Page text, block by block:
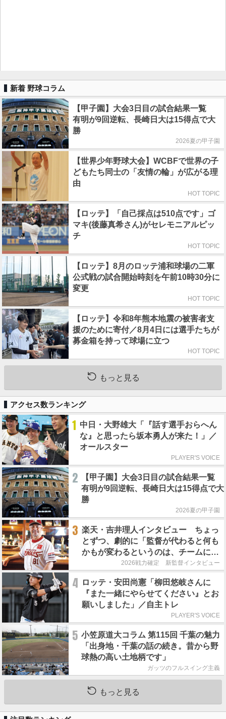
新着 野球コラム
【甲子園】大会3日目の試合結果一覧
有明が9回逆転、長崎日大は15得点で大
勝
2026夏の甲子園
【世界少年野球大会】WCBFで世界の子
どもたち同士の「友情の輪」が広がる理
由
HOT TOPIC
【ロッテ】「自己採点は510点です」ゴ
マキ(後藤真希さん)がセレモニアルピッ
チ
HOT TOPIC
【ロッテ】8月のロッテ浦和球場の二軍
公式戦の試合開始時刻を午前10時30分に
変更
HOT TOPIC
【ロッテ】令和8年熊本地震の被害者支
援のために寄付／8月4日には選手たちが
募金箱を持って球場に立つ
HOT TOPIC
もっと見る
アクセス数ランキング
1 中日・大野雄大「『話す選手おらへん
な』と思ったら坂本勇人が来た！」／
オールスター
PLAYER'S VOICE
2
【甲子園】大会3日目の試合結果一覧
有明が9回逆転、長崎日大は15得点で大
勝
2026夏の甲子園
3 楽天・吉井理人インタビュー ちょっ
とずつ、劇的に「監督が代わると何も
かもが変わるというのは、チームにと
って良くないことなんです」
2026戦力確定 新監督インタビュー
4
ロッテ・安田尚憲「柳田悠岐さんに
『また一緒にやらせてください』とお
願いしました」／自主トレ
PLAYER'S VOICE
5 小笠原道大コラム 第115回 千葉の魅力
「出身地・千葉の話の続き。昔から野
球熱の高い土地柄です」
ガッツのフルスイング主義
もっと見る